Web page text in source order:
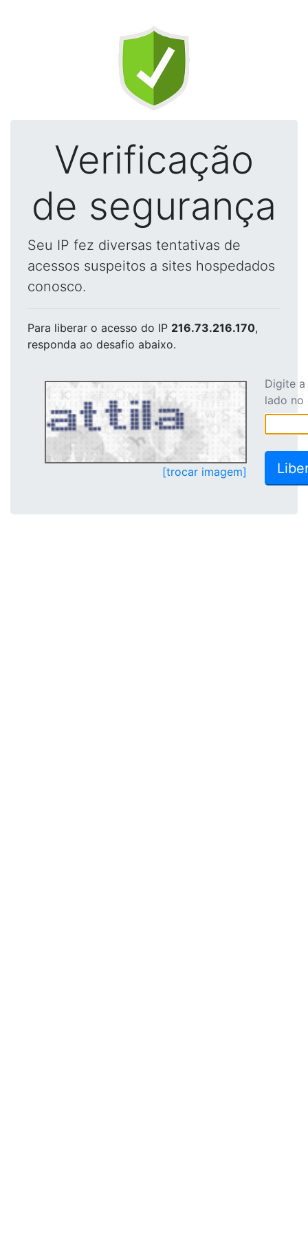
Verificação
de segurança
Seu IP fez diversas tentativas de
acessos suspeitos a sites hospedados
conosco.
Para liberar o acesso do IP 216.73.216.170,
responda ao desafio abaixo.
[trocar imagem]
Digite
lado no